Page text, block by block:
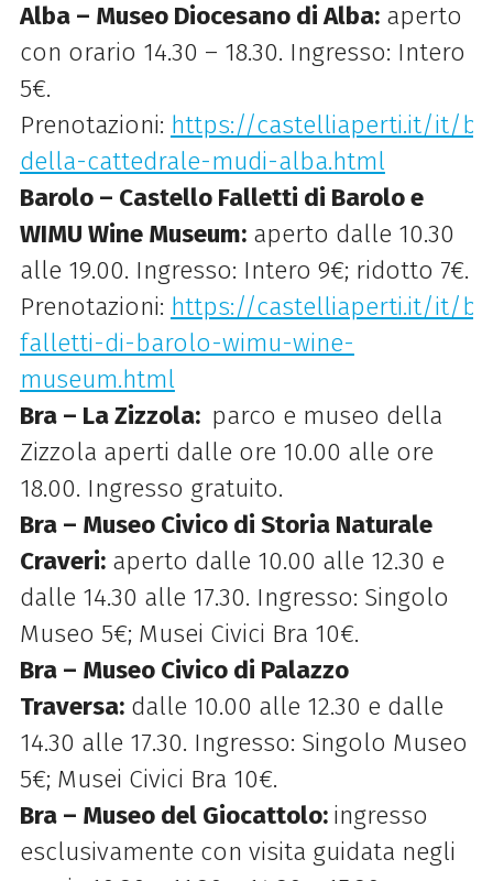
Alba – Museo Diocesano di Alba:aperto
con orario 14.30 – 18.30. Ingresso: Intero
5€.
Prenotazioni: https://castelliaperti.it/it/
della-cattedrale-mudi-alba.html
Barolo – Castello Falletti di Barolo e
WIMU Wine Museum:aperto dalle 10.30
alle 19.00. Ingresso: Intero 9€; ridotto 7€.
Prenotazioni: https://castelliaperti.it/it/
falletti-di-barolo-wimu-wine-
museum.html
Bra – La Zizzola: parco e museo della
Zizzola aperti dalle ore 10.00 alle ore
18.00. Ingresso gratuito.
Bra – Museo Civico di Storia Naturale
Craveri:aperto dalle 10.00 alle 12.30 e
dalle 14.30 alle 17.30. Ingresso: Singolo
Museo 5€; Musei Civici Bra 10€.
Bra – Museo Civico di Palazzo
Traversa:dalle 10.00 alle 12.30 e dalle
14.30 alle 17.30. Ingresso: Singolo Museo
5€; Musei Civici Bra 10€.
Bra – Museo del Giocattolo: ingresso
esclusivamente con visita guidata negli